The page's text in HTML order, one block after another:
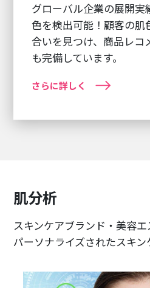
グローバル企業の展開実
色を検出可能！顧客の肌
合いを見つけ、商品レコ
も完備しています。
さらに詳しく
肌分析
スキンケアブランド・美容
パーソナライズされたスキ